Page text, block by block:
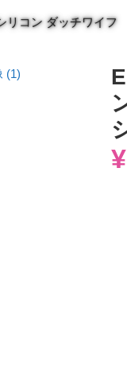
リコン ダッチワイフ
¥